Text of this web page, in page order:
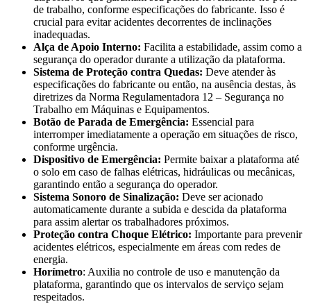
de trabalho, conforme especificações do fabricante. Isso é
crucial para evitar acidentes decorrentes de inclinações
inadequadas.
Alça de Apoio Interno: Facilita a estabilidade, assim como a
segurança do operador durante a utilização da plataforma.
Sistema de Proteção contra Quedas: Deve atender às
especificações do fabricante ou então, na ausência destas, às
diretrizes da Norma Regulamentadora 12 – Segurança no
Trabalho em Máquinas e Equipamentos.
Botão de Parada de Emergência: Essencial para
interromper imediatamente a operação em situações de risco,
conforme urgência.
Dispositivo de Emergência: Permite baixar a plataforma até
o solo em caso de falhas elétricas, hidráulicas ou mecânicas,
garantindo então a segurança do operador.
Sistema Sonoro de Sinalização: Deve ser acionado
automaticamente durante a subida e descida da plataforma
para assim alertar os trabalhadores próximos.
Proteção contra Choque Elétrico: Importante para prevenir
acidentes elétricos, especialmente em áreas com redes de
energia.
Horímetro: Auxilia no controle de uso e manutenção da
plataforma, garantindo que os intervalos de serviço sejam
respeitados.